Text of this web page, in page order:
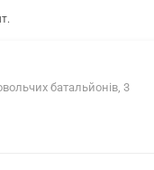
батальйонів, 3